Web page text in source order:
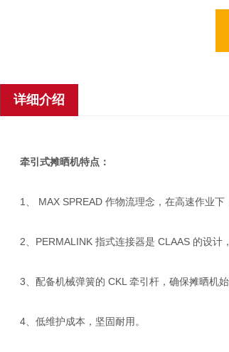
详细介绍
牵引式摊晒机特点：
1、 MAX SPREAD 作物流理念，在高速作业下
2、PERMALINK 指式连接器是 CLAAS 的设计
3、配备机械弹簧的 CKL 牵引杆，确保摊晒机始
4、低维护成本，坚固耐用。